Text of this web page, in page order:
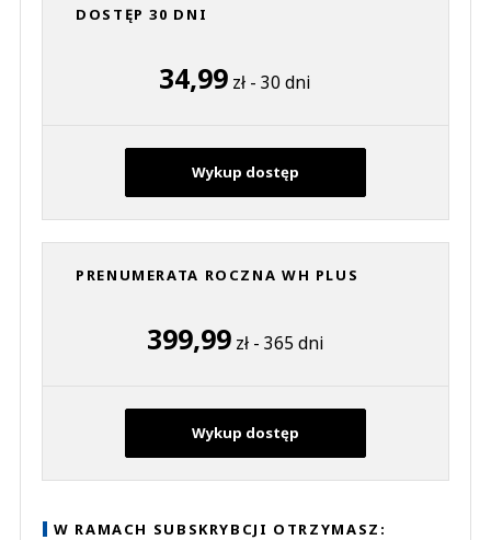
DOSTĘP 30 DNI
34,99 zł - 30 dni
Wykup dostęp
PRENUMERATA ROCZNA WH PLUS
399,99zł - 365 dni
Wykup dostęp
W RAMACH SUBSKRYBCJI OTRZYMASZ: